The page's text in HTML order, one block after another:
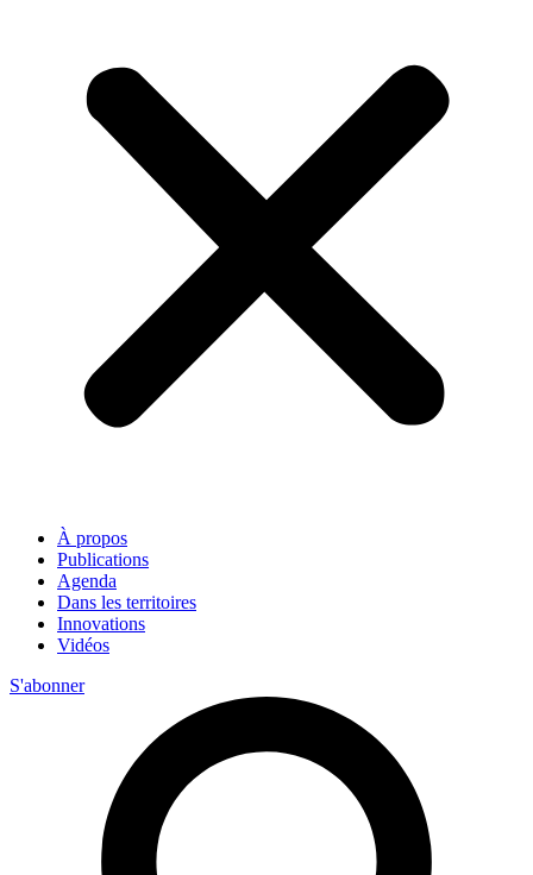
À propos
Publications
Agenda
Dans les territoires
Innovations
Vidéos
S'abonner